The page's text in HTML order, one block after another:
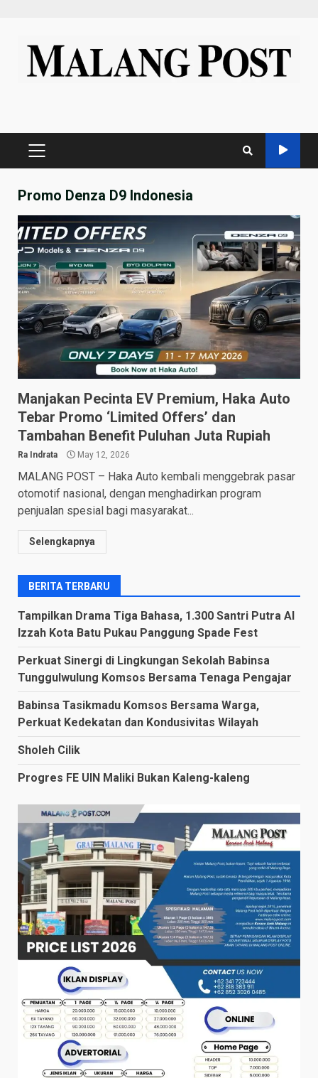
content
PRIMARY
Promo Denza D9 Indonesia
Manjakan Pecinta EV Premium, Haka Auto
Tebar Promo ‘Limited Offers’ dan
Tambahan Benefit Puluhan Juta Rupiah
Ra Indrata May 12, 2026
MALANG POST – Haka Auto kembali menggebrak pasar
otomotif nasional, dengan menghadirkan program
penjualan spesial bagi masyarakat...
Selengkapnya
BERITA TERBARU
Tampilkan Drama Tiga Bahasa, 1.300 Santri Putra Al
Izzah Kota Batu Pukau Panggung Spade Fest
Perkuat Sinergi di Lingkungan Sekolah Babinsa
Tunggulwulung Komsos Bersama Tenaga Pengajar
Babinsa Tasikmadu Komsos Bersama Warga,
Perkuat Kedekatan dan Kondusivitas Wilayah
Sholeh Cilik
Progres FE UIN Maliki Bukan Kaleng-kaleng